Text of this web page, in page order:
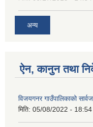
अन्य
ऐन, कानुन तथा
विजयगनर गाउँपालिकाको
मिति: 05/08/2022 - 18:54